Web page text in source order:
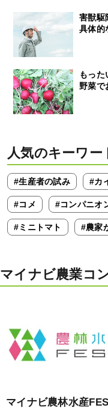
害獣駆
具体的
もった
野菜で
人気のキーワー
#生産者の試み #カ
#コメ #コンパニオ
#ミニトマト #農家
マイナビ農業コ
マイナビ農林水産